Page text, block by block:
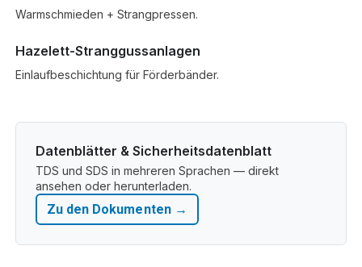
Warmschmieden + Strangpressen.
Hazelett-Stranggussanlagen
Einlaufbeschichtung für Förderbänder.
Datenblätter & Sicherheitsdatenblatt
TDS und SDS in mehreren Sprachen — direkt
ansehen oder herunterladen.
Zu den Dokumenten →